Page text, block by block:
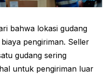
bahwa lokasi gudang
pengiriman. Seller
gudang sering
untuk pengiriman luar